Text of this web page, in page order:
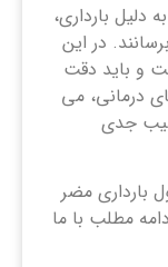
دلیل بارداری،
در این
و باید دقت
درمانی، می
جدی
بارداری مضر
مطلب با ما